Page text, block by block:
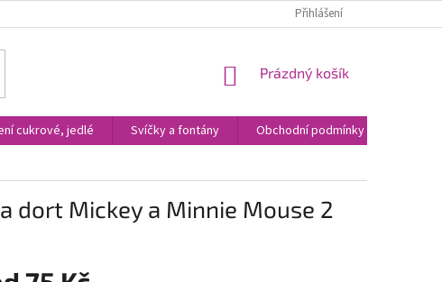
Přihlášení
NÁKUPNÍ
Prázdný košík
cukrové, jedlé Svíčky a fontány Obchodní podmínky
dort Mickey a Minnie Mouse 2